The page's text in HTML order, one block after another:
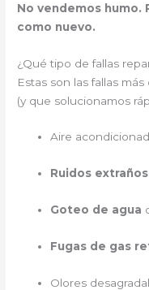
No vendemos humo.
como nuevo.
¿Qué tipo de fallas
Estas son las fallas
(y que solucionamos
Aire
Ruidos extraños
Goteo de agua
Fugas de gas
Olores